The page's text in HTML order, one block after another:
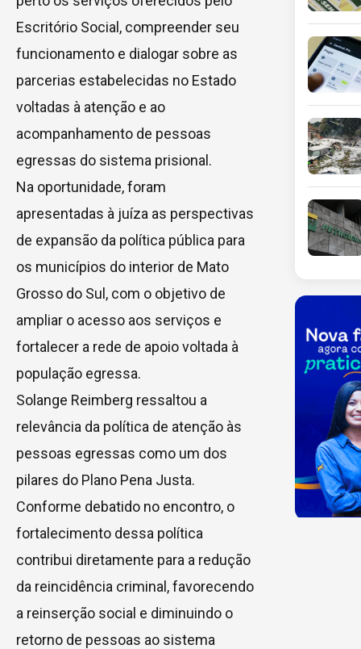
Escritório Social, compreender seu
funcionamento e dialogar sobre as
parcerias estabelecidas no Estado
voltadas à atenção e ao
acompanhamento de pessoas
egressas do sistema prisional.
Na oportunidade, foram
apresentadas à juíza as perspectivas
de expansão da política pública para
os municípios do interior de Mato
Grosso do Sul, com o objetivo de
ampliar o acesso aos serviços e
fortalecer a rede de apoio voltada à
população egressa.
Solange Reimberg ressaltou a
relevância da política de atenção às
pessoas egressas como um dos
pilares do Plano Pena Justa.
Conforme debatido no encontro, o
fortalecimento dessa política
contribui diretamente para a redução
da reincidência criminal, favorecendo
a reinserção social e diminuindo o
retorno de pessoas ao sistema